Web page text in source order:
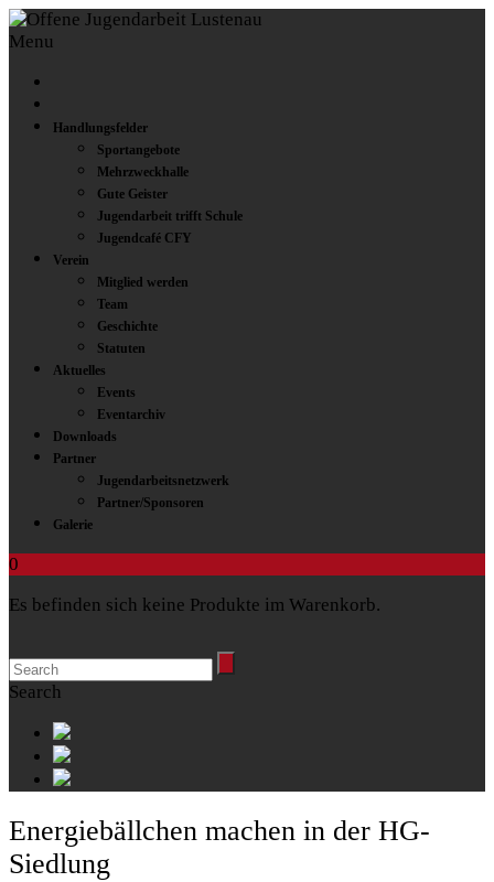
Menu
Handlungsfelder
Sportangebote
Mehrzweckhalle
Gute Geister
Jugendarbeit trifft Schule
Jugendcafé CFY
Verein
Mitglied werden
Team
Geschichte
Statuten
Aktuelles
Events
Eventarchiv
Downloads
Partner
Jugendarbeitsnetzwerk
Partner/Sponsoren
Galerie
0
Es befinden sich keine Produkte im Warenkorb.
Search
Energiebällchen machen in der HG-
Siedlung